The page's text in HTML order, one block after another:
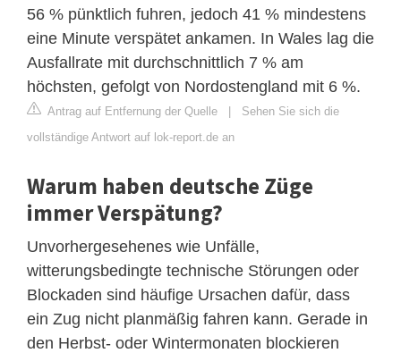
56 % pünktlich fuhren, jedoch 41 % mindestens
eine Minute verspätet ankamen. In Wales lag die
Ausfallrate mit durchschnittlich 7 % am
höchsten, gefolgt von Nordostengland mit 6 %.
Antrag auf Entfernung der Quelle | Sehen Sie sich die
vollständige Antwort auf lok-report.de an
Warum haben deutsche Züge
immer Verspätung?
Unvorhergesehenes wie Unfälle,
witterungsbedingte technische Störungen oder
Blockaden sind häufige Ursachen dafür, dass
ein Zug nicht planmäßig fahren kann. Gerade in
den Herbst- oder Wintermonaten blockieren